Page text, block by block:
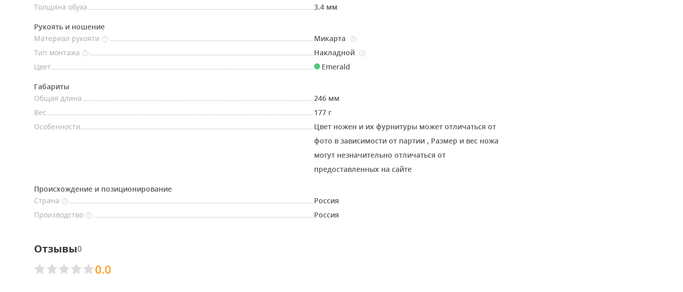
Толщина обуха
3.4 мм
Рукоять и ношение
Материал рукояти
? Микарта ?
Тип монтажа ? Накладной ?
Цвет Emerald
Габариты
Общая длина
246 мм
Вес
177 г
Особенности
Цвет ножен и их фурнитуры может отличаться от
фото в зависимости от партии , Размер и вес ножа
могут незначительно отличаться от
предоставленных на сайте
Происхождение и позиционирование
Страна
?
Россия
Производство
? Россия
Отзывы0
0.0